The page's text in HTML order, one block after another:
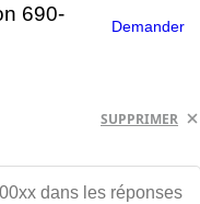
690-
Demander
SUPPRIMER